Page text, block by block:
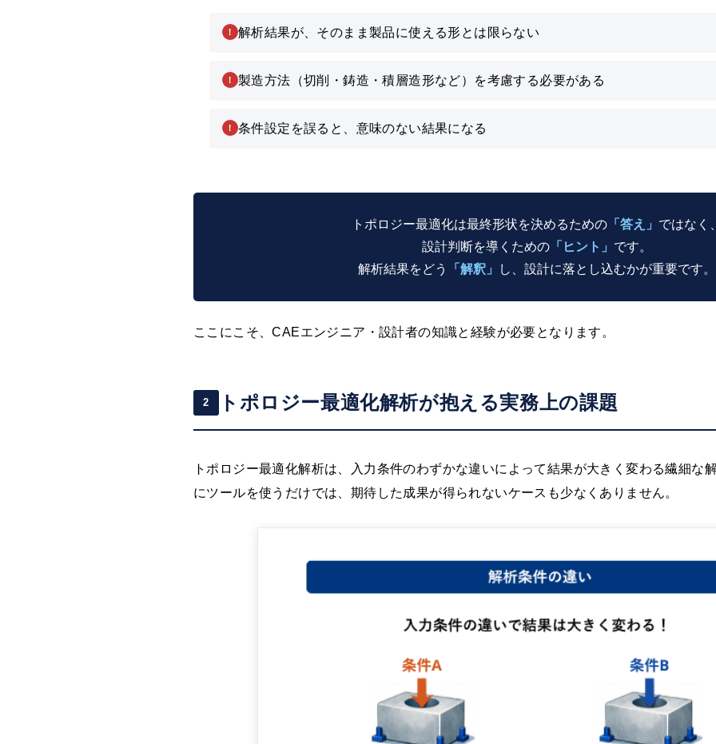
！ 解析結果が、そのまま製品に使える形とは限らない
！ 製造方法（切削・鋳造・積層造形など）を考慮する必要がある
！ 条件設定を誤ると、意味のない結果になる
トポロジー最適化は最終形状を決めるための 「答え」 ではなく
設計判断を導くための 「ヒント」 です。
解析結果をどう
「解釈」 し、設計に落とし込むかが重要です。
ここにこそ、CAEエンジニア・設計者の知識と経験が必要となります。
2 トポロジー最適化解析が抱える実務上の課題
トポロジー最適化解析は、入力条件のわずかな違いによって結果が大きく変わる繊細な
にツールを使うだけでは、期待した成果が得られないケースも少なくありません。